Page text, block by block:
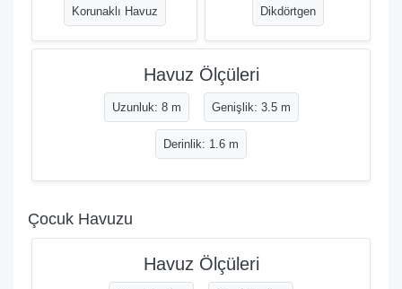
Korunaklı Havuz Dikdörtgen
Havuz Ölçüleri
Uzunluk: 8 m Genişlik: 3.5 m
Derinlik: 1.6 m
Çocuk Havuzu
Havuz Ölçüleri